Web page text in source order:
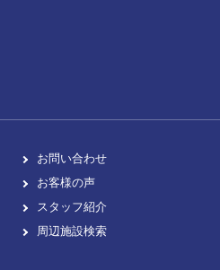
お問い合わせ
お客様の声
スタッフ紹介
周辺施設検索